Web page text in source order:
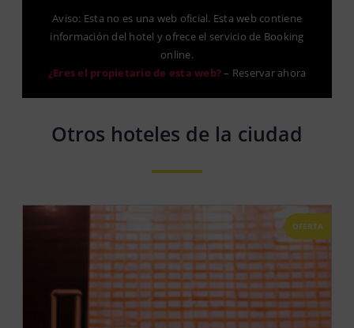
Aviso: Esta no es una web oficial. Esta web contiene
información del hotel y ofrece el servicio de Booking
online.
¿Eres el propietario de esta web?– Reservar ahora
Otros hoteles de la ciudad
OFERTA